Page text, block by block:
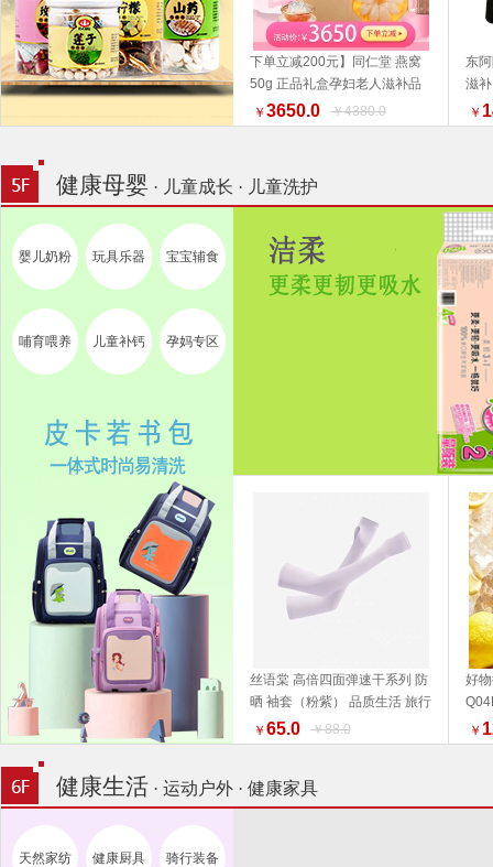
下单立减200元】同仁堂 燕窝
50g 正品礼盒孕妇老人滋补品
好物推荐 端午礼盒推荐
￥ 3650.0 ￥4380.0
东
滋补
￥
健康母婴 · 儿童成长 · 儿童洗护
婴儿奶粉 玩具乐器 宝宝辅食
哺育喂养 儿童补钙 孕妈专区
丝语棠 高倍四面弹速干系列 防
晒 袖套（粉紫） 品质生活 旅行
户外
￥ 65.0 ￥88.0
好
活
￥
健康生活 · 运动户外 · 健康家具
天然家纺 健康厨具 骑行装备